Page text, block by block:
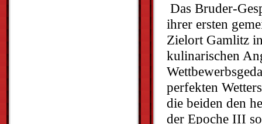
Das Bruder-
ihrer ersten
Zielort Gamlitz
kulinarischen
perfekten
die beiden den
der Epoche III